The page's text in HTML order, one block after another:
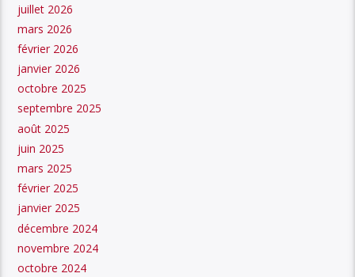
juillet 2026
mars 2026
février 2026
janvier 2026
octobre 2025
septembre 2025
août 2025
juin 2025
mars 2025
février 2025
janvier 2025
décembre 2024
novembre 2024
octobre 2024